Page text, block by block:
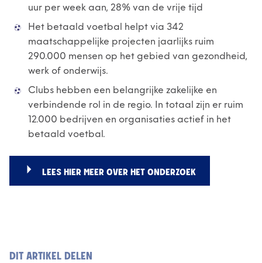
uur per week aan, 28% van de vrije tijd
Het betaald voetbal helpt via 342
maatschappelijke projecten jaarlijks ruim
290.000 mensen op het gebied van gezondheid,
werk of onderwijs.
Clubs hebben een belangrijke zakelijke en
verbindende rol in de regio. In totaal zijn er ruim
12.000 bedrijven en organisaties actief in het
betaald voetbal.
LEES HIER MEER OVER HET ONDERZOEK
DIT ARTIKEL DELEN